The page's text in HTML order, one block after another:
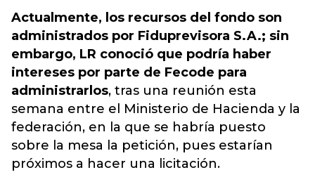
Actualmente, los recursos del fondo son
administrados por Fiduprevisora S.A.; sin
embargo, LR conoció que podría haber
intereses por parte de Fecode para
administrarlos, tras una reunión esta
semana entre el Ministerio de Hacienda y la
federación, en la que se habría puesto
sobre la mesa la petición, pues estarían
próximos a hacer una licitación.